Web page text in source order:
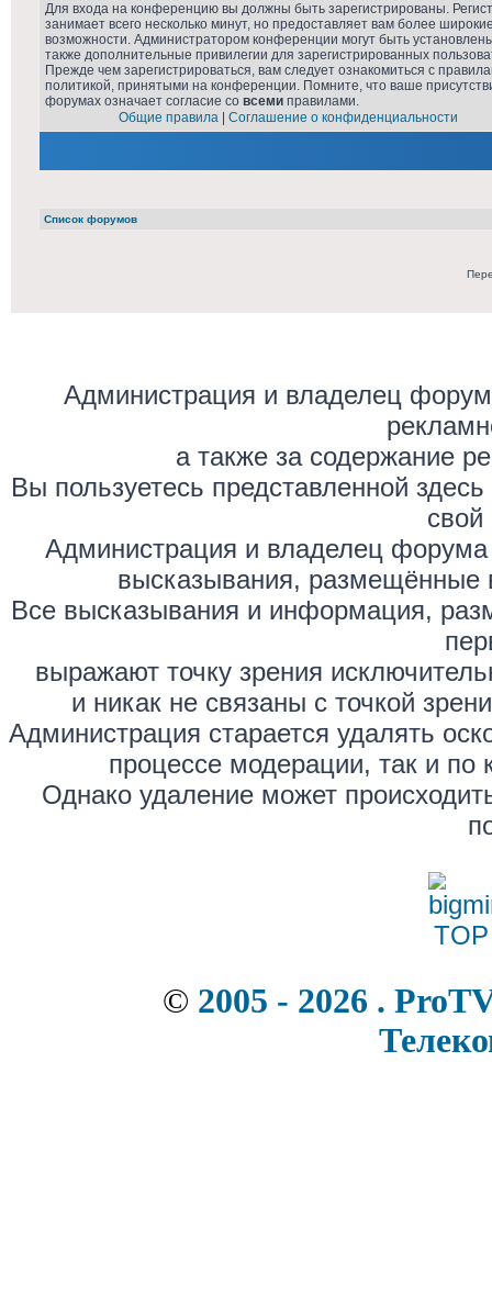
Для входа на конференцию вы должны быть зарегистрированы.
занимает всего несколько минут, но предоставляет вам более
возможности. Администратором конференции могут быть
также дополнительные привилегии для зарегистрированных
Прежде чем зарегистрироваться, вам следует ознакомиться с
политикой, принятыми на конференции. Помните, что ваше
форумах означает согласие со всеми правилами.
Общие правила
Соглашение о конфиденциальности
Список форумов
Администрация и владелец
а также за содержание
Вы пользуетесь представленной
свой
Администрация и владелец форума
высказывания, размещённые
Все высказывания и информация,
выражают точку зрения
и никак не связаны с точкой
Администрация старается удалять
процессе модерации, так и по
Однако удаление может
© 2005 - 2026 .